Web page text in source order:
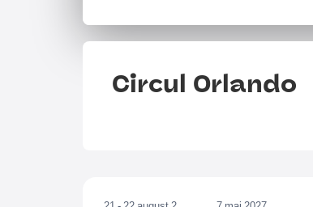
Circul Orlando